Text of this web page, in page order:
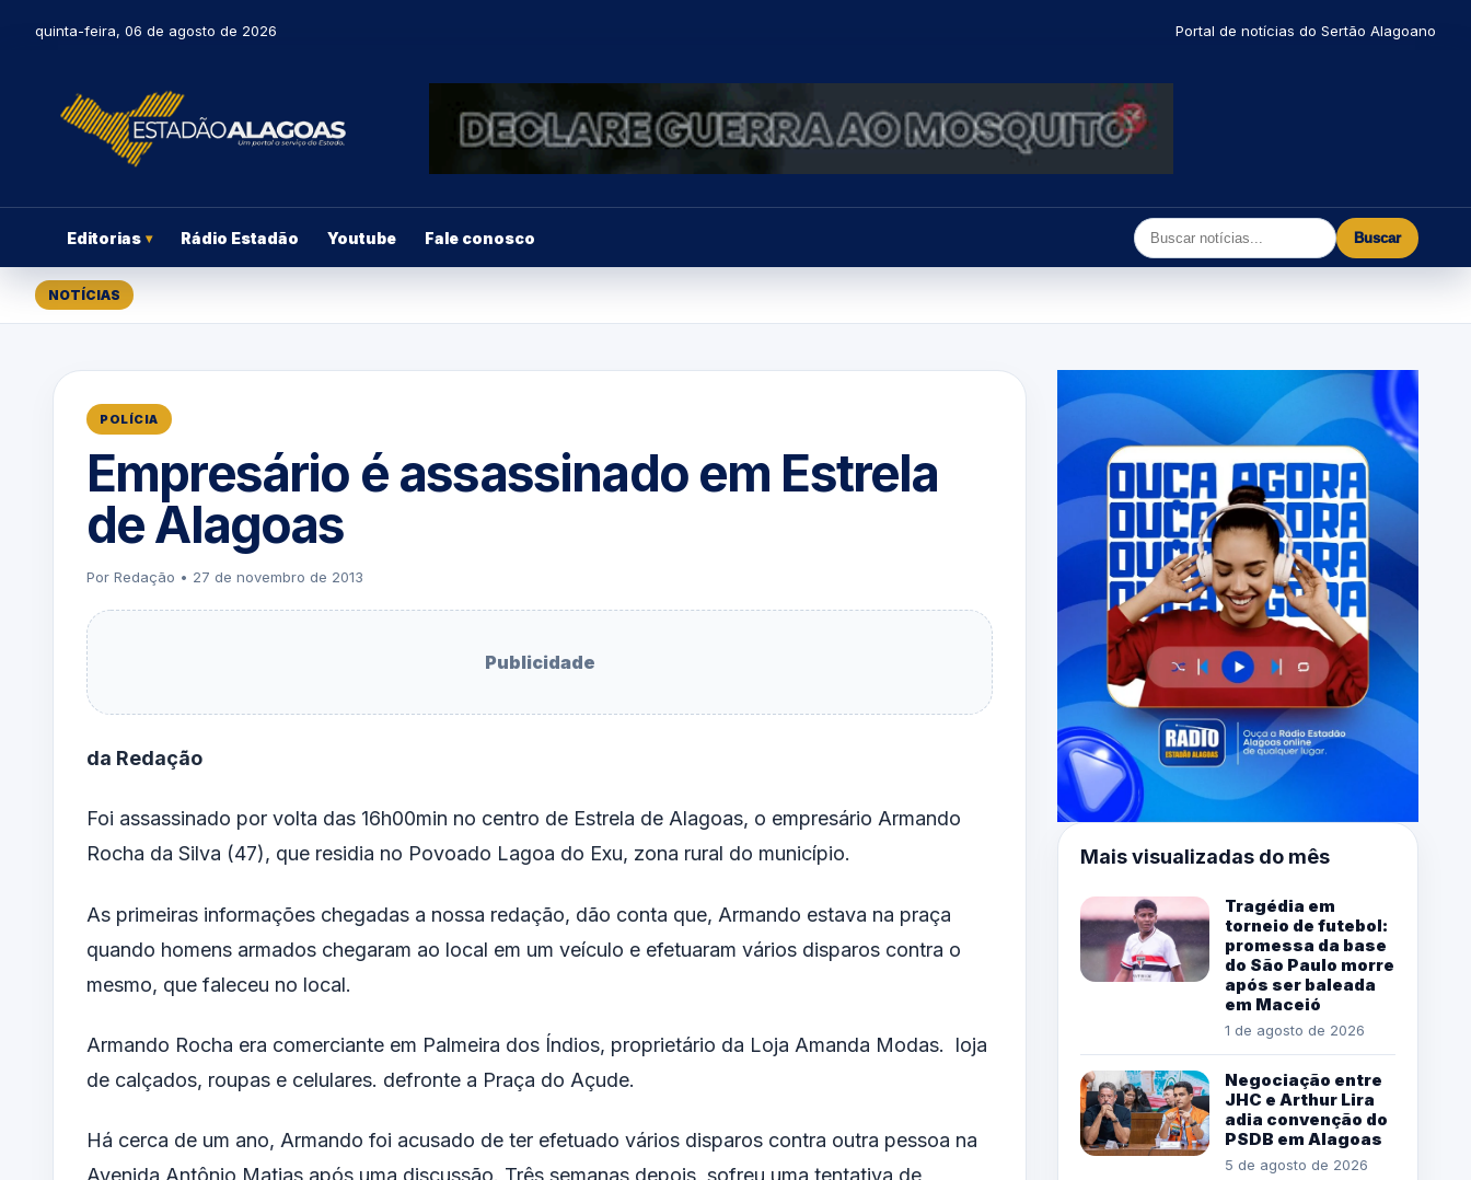
quinta-feira, 06 de agosto de 2026 Portal de notícias do Sertão Alagoano
Editorias ▾ Rádio Estadão Youtube Fale conosco Buscar
NOTÍCIAS
POLÍCIA
Empresário é assassinado em Estrela
de Alagoas
Por Redação • 27 de novembro de 2013
Publicidade
da Redação
Foi assassinado por volta das 16h00min no centro de Estrela de Alagoas, o empresário Armando
Rocha da Silva (47), que residia no Povoado Lagoa do Exu, zona rural do município.
As primeiras informações chegadas a nossa redação, dão conta que, Armando estava na praça
quando homens armados chegaram ao local em um veículo e efetuaram vários disparos contra o
mesmo, que faleceu no local.
Armando Rocha era comerciante em Palmeira dos Índios, proprietário da Loja Amanda Modas. loja
de calçados, roupas e celulares. defronte a Praça do Açude.
Há cerca de um ano, Armando foi acusado de ter efetuado vários disparos contra outra pessoa na
Avenida Antônio Matias após uma discussão. Três semanas depois, sofreu uma tentativa de
Mais visualizadas do mês
Tragédia em
torneio de futebol:
promessa da base
do São Paulo morre
após ser baleada
em Maceió
1 de agosto de 2026
Negociação entre
JHC e Arthur Lira
adia convenção do
PSDB em Alagoas
5 de agosto de 2026